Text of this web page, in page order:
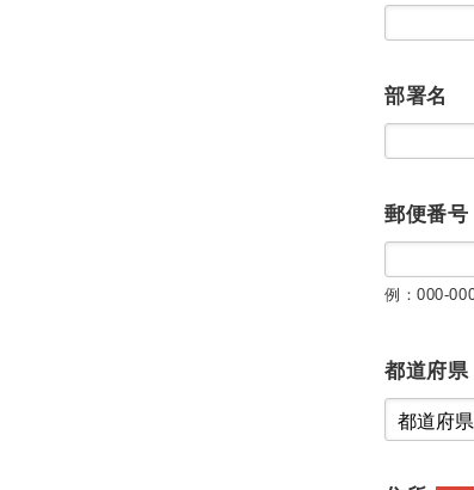
部署名
郵便番号
例：000-
都道府県